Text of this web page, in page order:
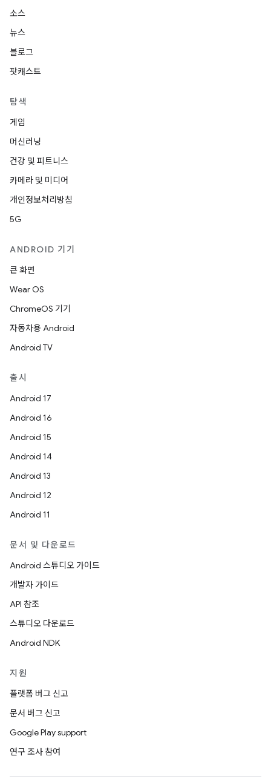
소스
뉴스
블로그
팟캐스트
탐색
게임
머신러닝
건강 및 피트니스
카메라 및 미디어
개인정보처리방침
5G
ANDROID 기기
큰 화면
Wear OS
ChromeOS 기기
자동차용 Android
Android TV
출시
Android 17
Android 16
Android 15
Android 14
Android 13
Android 12
Android 11
문서 및 다운로드
Android 스튜디오 가이드
개발자 가이드
API 참조
스튜디오 다운로드
Android NDK
지원
플랫폼 버그 신고
문서 버그 신고
Google Play support
연구 조사 참여